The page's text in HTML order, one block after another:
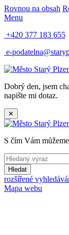
Rovnou na obsah
Menu
+420 377 183 655
e-
Dobrý den, jsem
napište mi dotaz.
✕
S čím Vám
Hledat
rozšířené
Mapa webu